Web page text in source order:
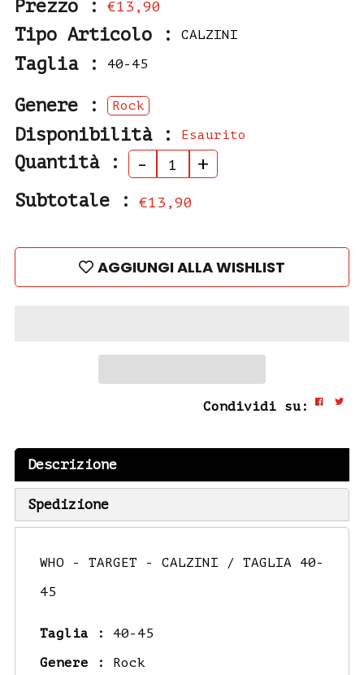
Prezzo : €13,90
Tipo Articolo : CALZINI
Taglia : 40-45
Genere : Rock
Disponibilità : Esaurito
Quantità : - +
Subtotale : €13,90
AGGIUNGI ALLA WISHLIST
Condividi su:
Descrizione
Spedizione
WHO - TARGET - CALZINI / TAGLIA 40-
45
Taglia :
40-45
Genere :
Rock